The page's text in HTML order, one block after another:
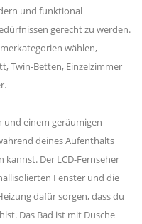
und funktional
gerecht zu werden.
wählen,
Twin-Betten, Einzelzimmer
und einem geräumigen
deines Aufenthalts
Der LCD-Fernseher
Fenster und die
dafür sorgen, dass du
Das Bad ist mit Dusche